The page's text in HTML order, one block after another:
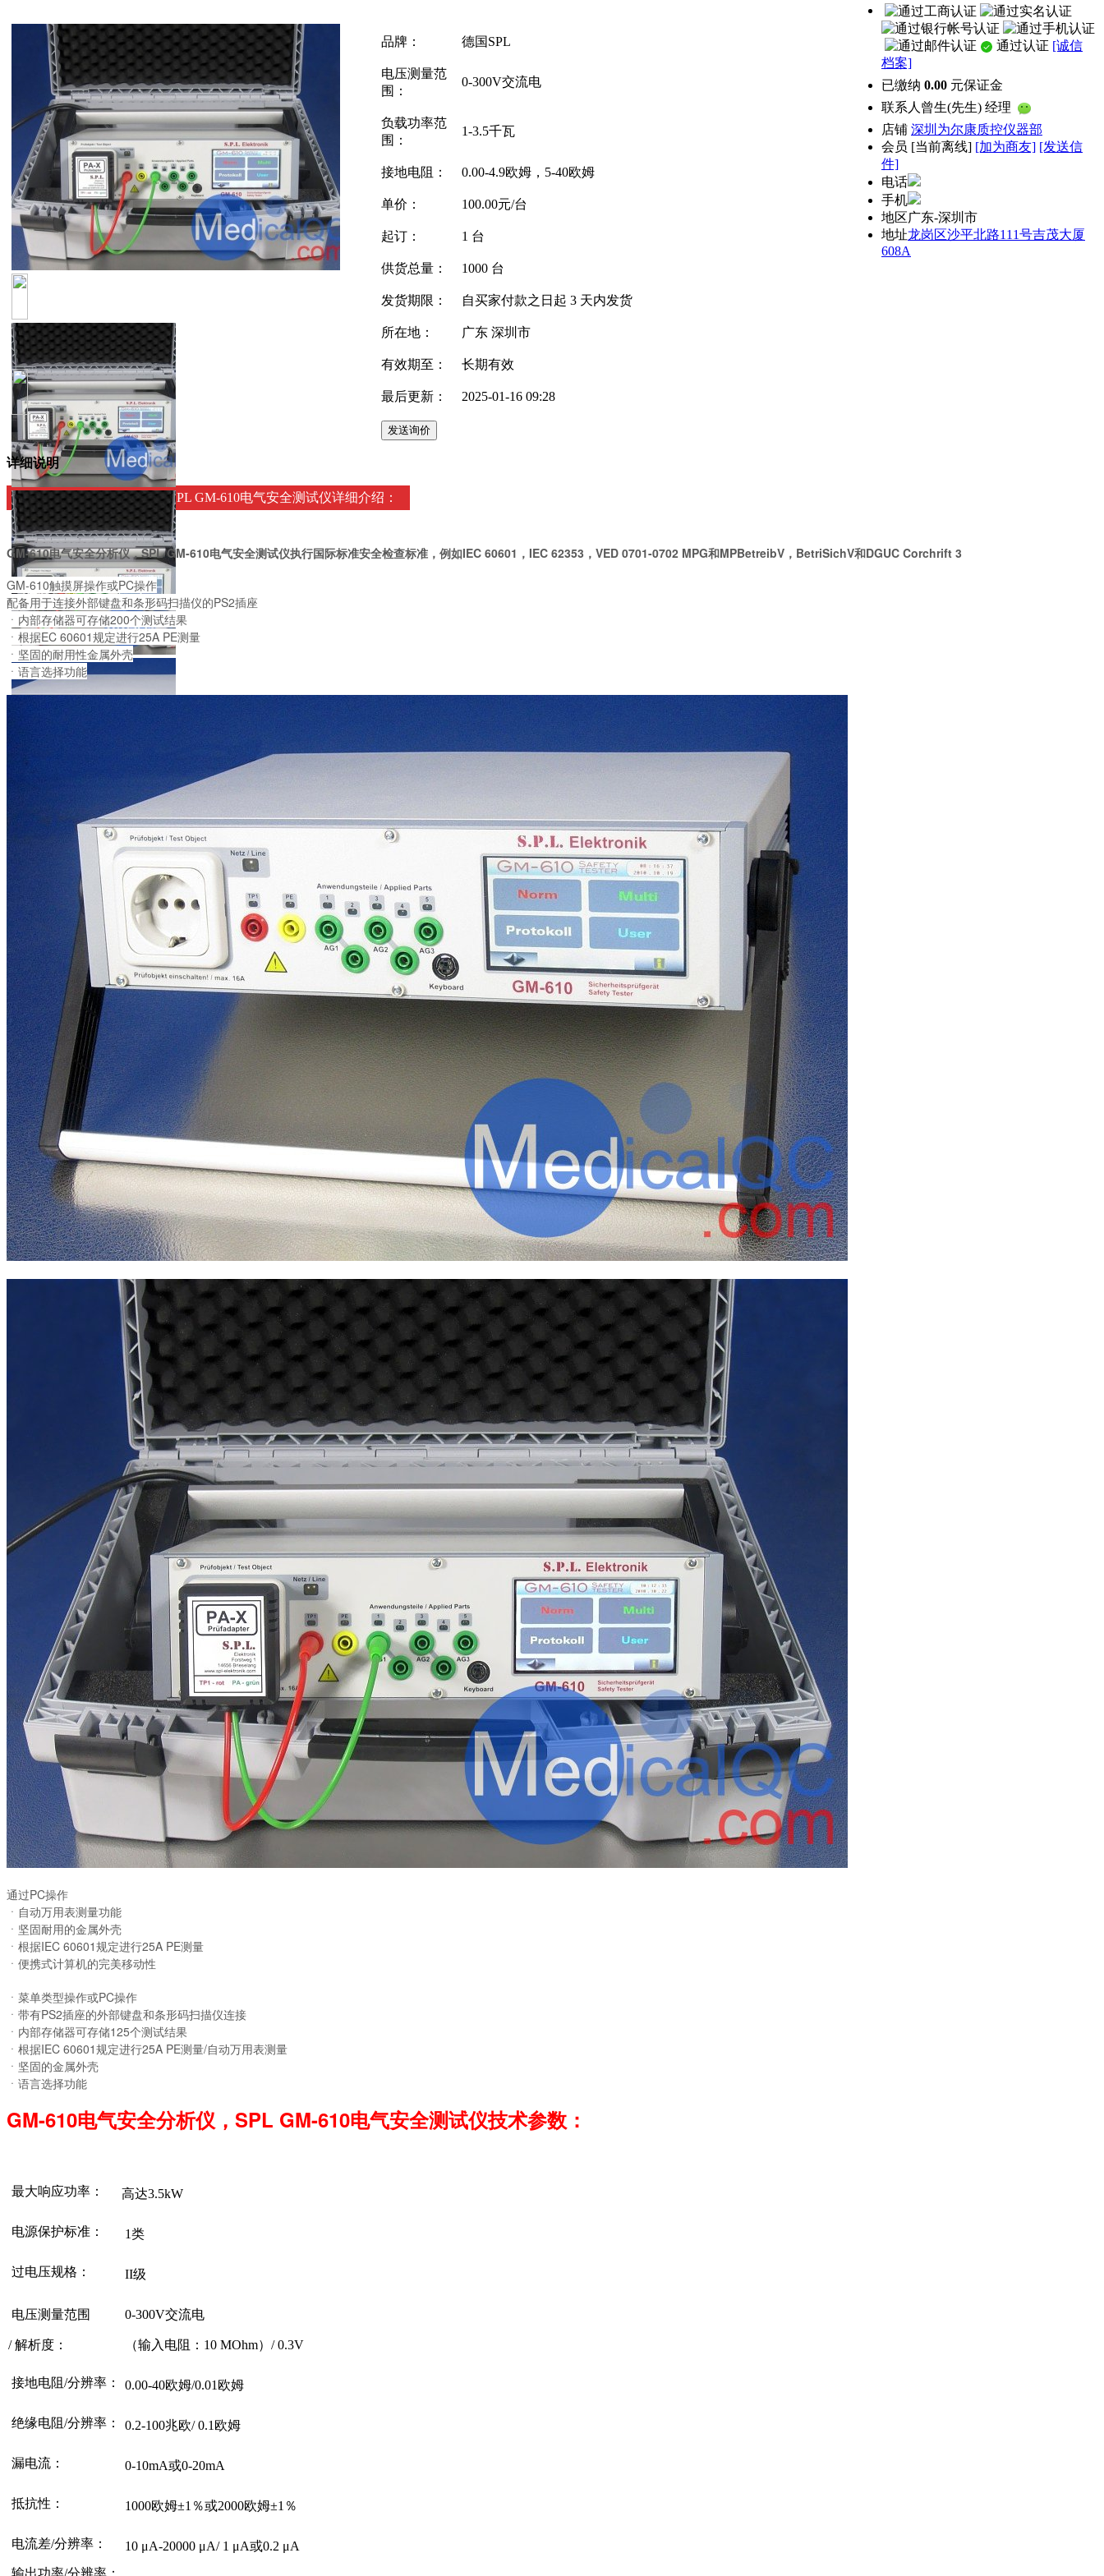
品牌： 德国SPL
电压测量范
围：
0-300V交流电
负载功率范
围：
1-3.5千瓦
接地电阻： 0.00-4.9欧姆，5-40欧姆
单价： 100.00元/台
起订： 1 台
供货总量： 1000 台
发货期限： 自买家付款之日起 3 天内发货
所在地： 广东 深圳市
有效期至： 长期有效
最后更新： 2025-01-16 09:28
通过认证 [诚信
档案]
已缴纳 0.00 元保证金
联系人 曾生(先生) 经理
店铺 深圳为尔康质控仪器部
会员 [当前离线] [加为商友] [发送信
件]
电话
手机
地区广东-深圳市
地址龙岗区沙平北路111号吉茂大厦
608A
详细说明
GM-610电气安全分析仪，SPL GM-610电气安全测试仪详细介绍：
GM-610电气安全分析仪，SPL GM-610电气安全测试仪执行国际标准安全检查标准，例如IEC 60601，IEC 62353，VED 0701-0702 MPG和MPBetreibV，BetriSichV和DGUC Corchrift 3
GM-610触摸屏操作或PC操作
配备用于连接外部键盘和条形码扫描仪的PS2插座
ㆍ内部存储器可存储200个测试结果
ㆍ根据EC 60601规定进行25A PE测量
ㆍ坚固的耐用性金属外壳
ㆍ语言选择功能
通过PC操作
ㆍ自动万用表测量功能
ㆍ坚固耐用的金属外壳
ㆍ根据IEC 60601规定进行25A PE测量
ㆍ便携式计算机的完美移动性
ㆍ菜单类型操作或PC操作
ㆍ带有PS2插座的外部键盘和条形码扫描仪连接
ㆍ内部存储器可存储125个测试结果
ㆍ根据IEC 60601规定进行25A PE测量/自动万用表测量
ㆍ坚固的金属外壳
ㆍ语言选择功能
GM-610电气安全分析仪，SPL GM-610电气安全测试仪技术参数：
最大响应功率： 高达3.5kW
电源保护标准： 1类
过电压规格： II级
电压测量范围
/ 解析度：
0-300V交流电
（输入电阻：10 MOhm）/ 0.3V
接地电阻/分辨率： 0.00-40欧姆/0.01欧姆
绝缘电阻/分辨率： 0.2-100兆欧/ 0.1欧姆
漏电流： 0-10mA或0-20mA
抵抗性： 1000欧姆±1％或2000欧姆±1％
电流差/分辨率： 10 μA-20000 μA/ 1 μA或0.2 μA
输出功率/分辨率：